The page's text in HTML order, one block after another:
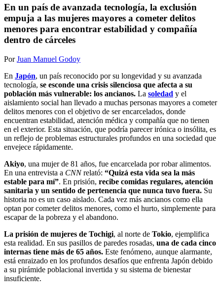
En un país de avanzada tecnología, la exclusión
empuja a las mujeres mayores a cometer delitos
menores para encontrar estabilidad y compañía
dentro de cárceles
PorJuan Manuel Godoy
En Japón, un país reconocido por su longevidad y su avanzada
tecnología, se esconde una crisis silenciosa que afecta a su
población más vulnerable: los ancianos. La soledad y el
aislamiento social han llevado a muchas personas mayores a cometer
delitos menores con el objetivo de ser encarcelados, donde
encuentran estabilidad, atención médica y compañía que no tienen
en el exterior. Esta situación, que podría parecer irónica o insólita, es
un reflejo de problemas estructurales profundos en una sociedad que
envejece rápidamente.
Akiyo, una mujer de 81 años, fue encarcelada por robar alimentos.
En una entrevista a CNNrelató: “Quizá esta vida sea la más
estable para mí”. En prisión, recibe comidas regulares, atención
sanitaria y un sentido de pertenencia que nunca tuvo fuera. Su
historia no es un caso aislado. Cada vez más ancianos como ella
optan por cometer delitos menores, como el hurto, simplemente para
escapar de la pobreza y el abandono.
La prisión de mujeres de Tochigi, al norte de Tokio, ejemplifica
esta realidad. En sus pasillos de paredes rosadas, una de cada cinco
internas tiene más de 65 años. Este fenómeno, aunque alarmante,
está enraizado en los profundos desafíos que enfrenta Japón debido
a su pirámide poblacional invertida y su sistema de bienestar
insuficiente.